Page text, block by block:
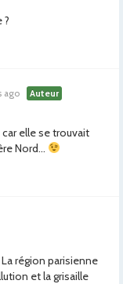
?
ago Auteur
car elle se trouvait
Nord…
La région parisienne
et la grisaille